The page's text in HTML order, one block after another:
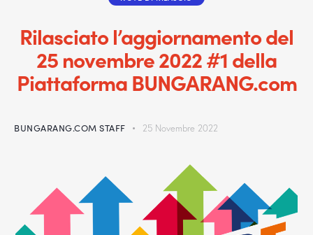
Rilasciato l’aggiornamento del
25 novembre 2022 #1 della
Piattaforma BUNGARANG.com
BUNGARANG.COM STAFF 25 Novembre 2022